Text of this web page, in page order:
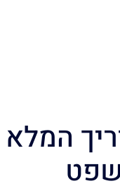
המלא